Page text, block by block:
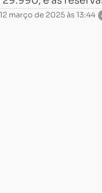
12 março de 2025 às 13:44